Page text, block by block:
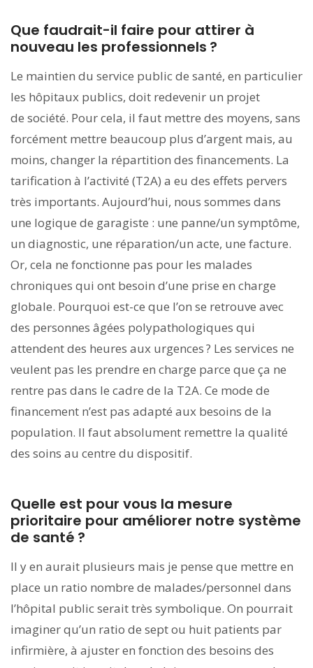
Que faudrait-il faire pour attirer à
nouveau les professionnels ?
Le maintien du service public de santé, en particulier
les hôpitaux publics, doit redevenir un projet
de société. Pour cela, il faut mettre des moyens, sans
forcément mettre beaucoup plus d’argent mais, au
moins, changer la répartition des financements. La
tarification à l’activité (T2A) a eu des effets pervers
très importants. Aujourd’hui, nous sommes dans
une logique de garagiste : une panne/un symptôme,
un diagnostic, une réparation/un acte, une facture.
Or, cela ne fonctionne pas pour les malades
chroniques qui ont besoin d’une prise en charge
globale. Pourquoi est-ce que l’on se retrouve avec
des personnes âgées polypathologiques qui
attendent des heures aux urgences ? Les services ne
veulent pas les prendre en charge parce que ça ne
rentre pas dans le cadre de la T2A. Ce mode de
financement n’est pas adapté aux besoins de la
population. Il faut absolument remettre la qualité
des soins au centre du dispositif.
Quelle est pour vous la mesure
prioritaire pour améliorer notre système
de santé ?
Il y en aurait plusieurs mais je pense que mettre en
place un ratio nombre de malades/personnel dans
l’hôpital public serait très symbolique. On pourrait
imaginer qu’un ratio de sept ou huit patients par
infirmière, à ajuster en fonction des besoins des